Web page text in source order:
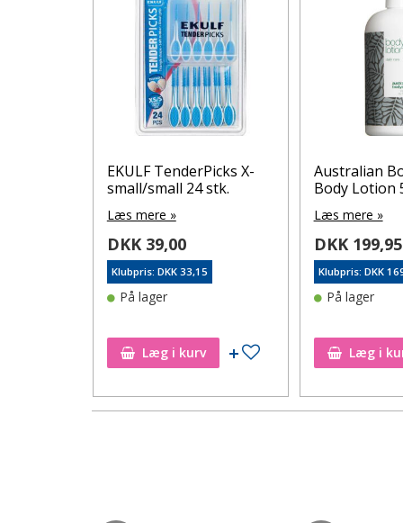
Tilføj til ønskeseddel
EKULF TenderPicks X-
small/small 24 stk.
Læs mere »
DKK 39,00
Klubpris: DKK 33,15
På lager
Læg i kurv Tilføj til ønskeseddel
Australian
Body Lotion
Læs mere »
DKK 199,95
Klubpris: DKK
På lager
Læg i